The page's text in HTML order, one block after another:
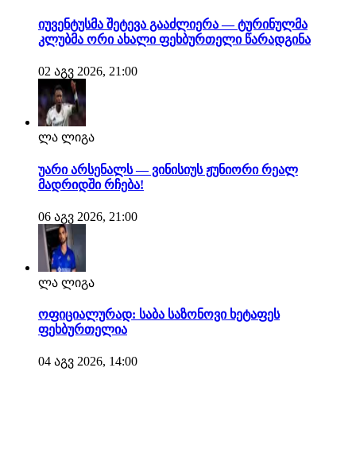
იუვენტუსმა შეტევა გააძლიერა — ტურინულმა
კლუბმა ორი ახალი ფეხბურთელი წარადგინა
02 აგვ 2026, 21:00
ლა ლიგა
უარი არსენალს — ვინისიუს ჟუნიორი რეალ
მადრიდში რჩება!
06 აგვ 2026, 21:00
ლა ლიგა
ოფიციალურად: საბა საზონოვი ხეტაფეს
ფეხბურთელია
04 აგვ 2026, 14:00